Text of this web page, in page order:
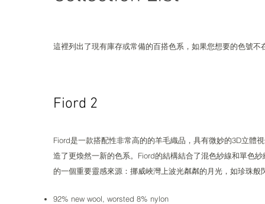
這裡列出了現有庫存或常備的百搭色系，如果您想要的色號
Fiord 2
Fiord是一款搭配性非常高的的羊毛織品，具有微妙的3D立體
造了更煥然一新的色系。Fiord的結構結合了混色紗線和單色
的一個重要靈感來源：挪威峽灣上波光粼粼的月光，如珍珠般
92% new wool, worsted 8% nylon